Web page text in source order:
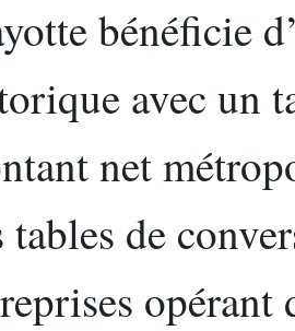
bénéficie
avec un
net
tables de
opérant